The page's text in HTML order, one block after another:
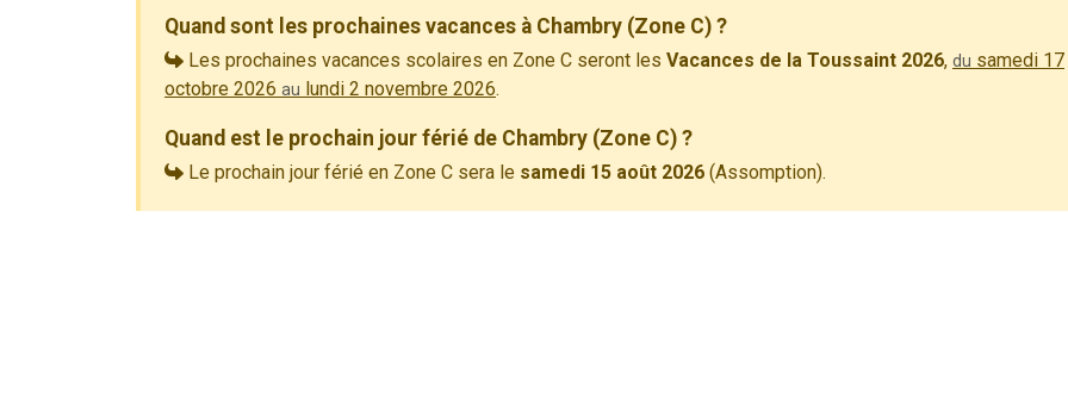
Quand sont les prochaines vacances à Chambry (Zone C) ?
Les prochaines vacances scolaires en Zone C seront les Vacances de la Toussaint 2026, du samedi 17
octobre 2026 au lundi 2 novembre 2026.
Quand est le prochain jour férié de Chambry (Zone C) ?
Le prochain jour férié en Zone C sera le samedi 15 août 2026 (Assomption).